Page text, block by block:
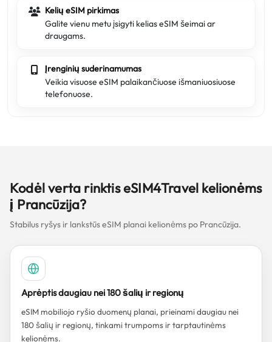
Kelių eSIM pirkimas
Galite vienu metu įsigyti kelias eSIM šeimai ar
draugams.
Įrenginių suderinamumas
Veikia visuose eSIM palaikančiuose išmaniuosiuose
telefonuose.
Kodėl verta rinktis eSIM4Travel kelionėms
į Prancūzija?
Stabilus ryšys ir lankstūs eSIM planai kelionėms po Prancūzija.
Aprėptis daugiau nei 180 šalių ir regionų
eSIM mobiliojo ryšio duomenų planai, prieinami daugiau nei
180 šalių ir regionų, tinkami trumpoms ir tarptautinėms
kelionėms.